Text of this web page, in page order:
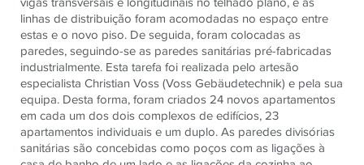
linhas de distribuição foram acomodadas no espaço entre
estas e o novo piso. De seguida, foram colocadas as
paredes, seguindo-se as paredes sanitárias pré-fabricadas
industrialmente. Esta tarefa foi realizada pelo artesão
especialista Christian Voss (Voss Gebäudetechnik) e pela sua
equipa. Desta forma, foram criados 24 novos apartamentos
em cada um dos dois complexos de edifícios, 23
apartamentos individuais e um duplo. As paredes divisórias
sanitárias são concebidas como poços com as ligações à